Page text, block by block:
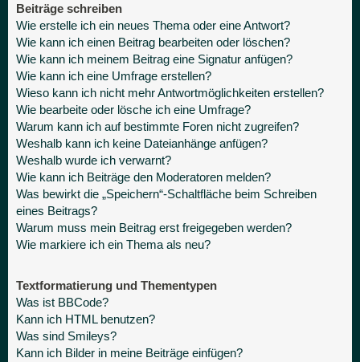
Beiträge schreiben
Wie erstelle ich ein neues Thema oder eine Antwort?
Wie kann ich einen Beitrag bearbeiten oder löschen?
Wie kann ich meinem Beitrag eine Signatur anfügen?
Wie kann ich eine Umfrage erstellen?
Wieso kann ich nicht mehr Antwortmöglichkeiten erstellen?
Wie bearbeite oder lösche ich eine Umfrage?
Warum kann ich auf bestimmte Foren nicht zugreifen?
Weshalb kann ich keine Dateianhänge anfügen?
Weshalb wurde ich verwarnt?
Wie kann ich Beiträge den Moderatoren melden?
Was bewirkt die „Speichern“-Schaltfläche beim Schreiben
eines Beitrags?
Warum muss mein Beitrag erst freigegeben werden?
Wie markiere ich ein Thema als neu?
Textformatierung und Thementypen
Was ist BBCode?
Kann ich HTML benutzen?
Was sind Smileys?
Kann ich Bilder in meine Beiträge einfügen?